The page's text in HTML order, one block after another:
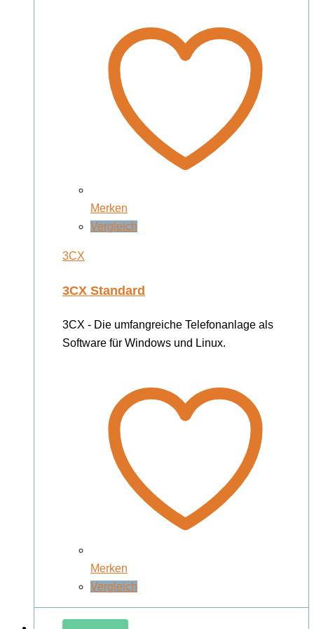
Merken
Vergleich
3CX
3CX Standard
3CX - Die umfangreiche Telefonanlage als
Software für Windows und Linux.
Merken
Vergleich